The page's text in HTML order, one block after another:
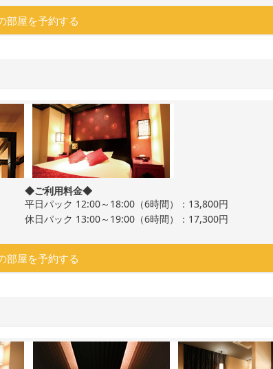
部屋を予約する
◆ご利用料金◆
平日パック 12:00～18:00（6時間）：13,800円
休日パック 13:00～19:00（6時間）：17,300円
部屋を予約する